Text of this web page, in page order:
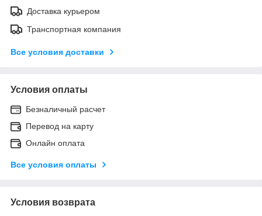
Доставка курьером
Транспортная компания
Все условия доставки
Условия оплаты
Безналичный расчет
Перевод на карту
Онлайн оплата
Все условия оплаты
Условия возврата